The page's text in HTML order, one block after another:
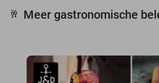
🥂 Meer gastronomische